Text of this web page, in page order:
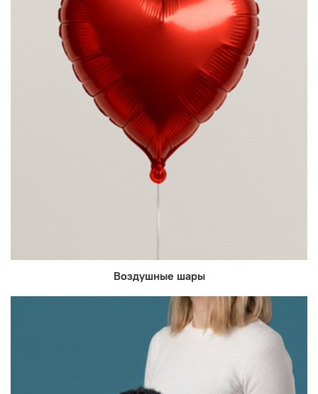
Воздушные шары